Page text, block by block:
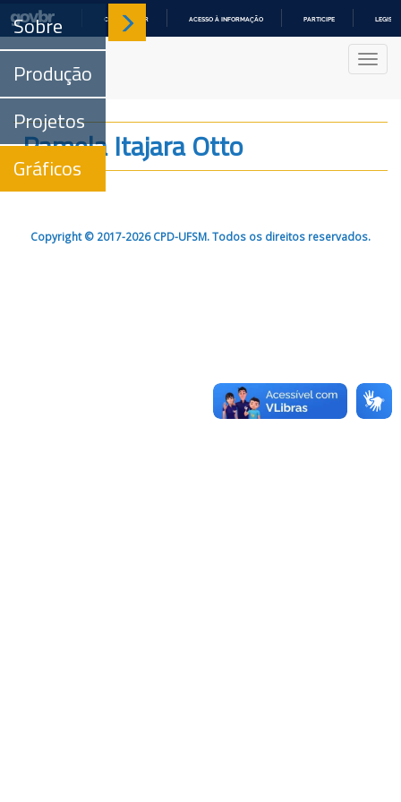
COMUNICA BR ACESSO À INFORMAÇÃO PARTICIPE
Sobre
Produção
Projetos
Gráficos
Pamela Itajara Otto
Copyright © 2017-2026 CPD-UFSM. Todos os direitos reservados.